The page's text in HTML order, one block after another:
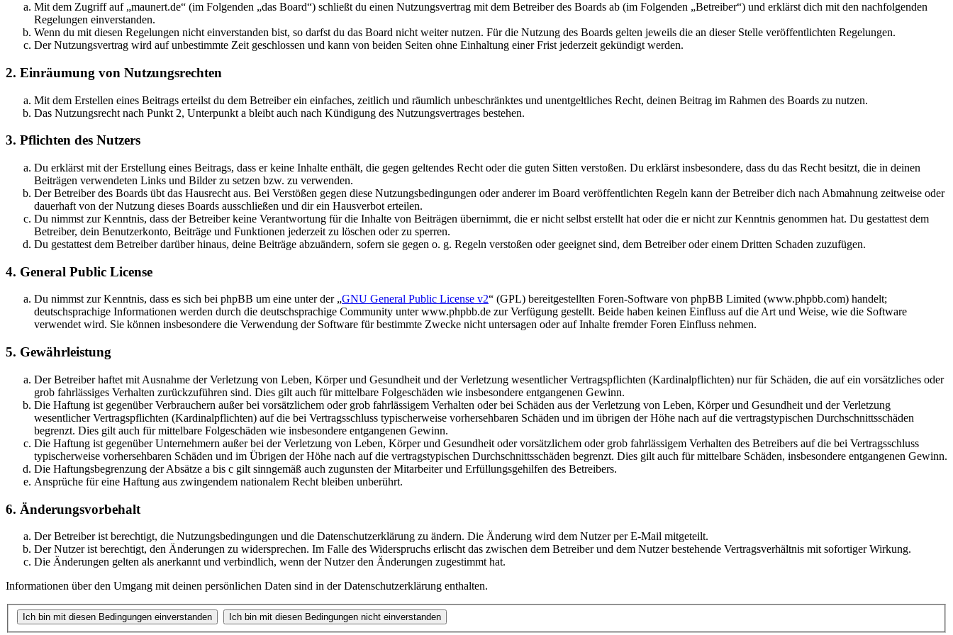
Mit dem Zugriff auf „maunert.de“ (im Folgenden „das Board“) schließt du einen Nutzungsvertrag mit dem Betreiber des Boards ab (im Folgenden „Betreiber“) und erklärst dich mit den nachfolgenden
Regelungen einverstanden.
Wenn du mit diesen Regelungen nicht einverstanden bist, so darfst du das Board nicht weiter nutzen. Für die Nutzung des Boards gelten jeweils die an dieser Stelle veröffentlichten Regelungen.
Der Nutzungsvertrag wird auf unbestimmte Zeit geschlossen und kann von beiden Seiten ohne Einhaltung einer Frist jederzeit gekündigt werden.
2. Einräumung von Nutzungsrechten
Mit dem Erstellen eines Beitrags erteilst du dem Betreiber ein einfaches, zeitlich und räumlich unbeschränktes und unentgeltliches Recht, deinen Beitrag im Rahmen des Boards zu nutzen.
Das Nutzungsrecht nach Punkt 2, Unterpunkt a bleibt auch nach Kündigung des Nutzungsvertrages bestehen.
3. Pflichten des Nutzers
Du erklärst mit der Erstellung eines Beitrags, dass er keine Inhalte enthält, die gegen geltendes Recht oder die guten Sitten verstoßen. Du erklärst insbesondere, dass du das Recht besitzt, die in deinen
Beiträgen verwendeten Links und Bilder zu setzen bzw. zu verwenden.
Der Betreiber des Boards übt das Hausrecht aus. Bei Verstößen gegen diese Nutzungsbedingungen oder anderer im Board veröffentlichten Regeln kann der Betreiber dich nach Abmahnung zeitweise oder
dauerhaft von der Nutzung dieses Boards ausschließen und dir ein Hausverbot erteilen.
Du nimmst zur Kenntnis, dass der Betreiber keine Verantwortung für die Inhalte von Beiträgen übernimmt, die er nicht selbst erstellt hat oder die er nicht zur Kenntnis genommen hat. Du gestattest dem
Betreiber, dein Benutzerkonto, Beiträge und Funktionen jederzeit zu löschen oder zu sperren.
Du gestattest dem Betreiber darüber hinaus, deine Beiträge abzuändern, sofern sie gegen o. g. Regeln verstoßen oder geeignet sind, dem Betreiber oder einem Dritten Schaden zuzufügen.
4. General Public License
Du nimmst zur Kenntnis, dass es sich bei phpBB um eine unter der „GNU General Public License v2“ (GPL) bereitgestellten Foren-Software von phpBB Limited (www.phpbb.com) handelt;
deutschsprachige Informationen werden durch die deutschsprachige Community unter www.phpbb.de zur Verfügung gestellt. Beide haben keinen Einfluss auf die Art und Weise, wie die Software
verwendet wird. Sie können insbesondere die Verwendung der Software für bestimmte Zwecke nicht untersagen oder auf Inhalte fremder Foren Einfluss nehmen.
5. Gewährleistung
Der Betreiber haftet mit Ausnahme der Verletzung von Leben, Körper und Gesundheit und der Verletzung wesentlicher Vertragspflichten (Kardinalpflichten) nur für Schäden, die auf ein vorsätzliches oder
grob fahrlässiges Verhalten zurückzuführen sind. Dies gilt auch für mittelbare Folgeschäden wie insbesondere entgangenen Gewinn.
Die Haftung ist gegenüber Verbrauchern außer bei vorsätzlichem oder grob fahrlässigem Verhalten oder bei Schäden aus der Verletzung von Leben, Körper und Gesundheit und der Verletzung
wesentlicher Vertragspflichten (Kardinalpflichten) auf die bei Vertragsschluss typischerweise vorhersehbaren Schäden und im übrigen der Höhe nach auf die vertragstypischen Durchschnittsschäden
begrenzt. Dies gilt auch für mittelbare Folgeschäden wie insbesondere entgangenen Gewinn.
Die Haftung ist gegenüber Unternehmern außer bei der Verletzung von Leben, Körper und Gesundheit oder vorsätzlichem oder grob fahrlässigem Verhalten des Betreibers auf die bei Vertragsschluss
typischerweise vorhersehbaren Schäden und im Übrigen der Höhe nach auf die vertragstypischen Durchschnittsschäden begrenzt. Dies gilt auch für mittelbare Schäden, insbesondere entgangenen Gewinn.
Die Haftungsbegrenzung der Absätze a bis c gilt sinngemäß auch zugunsten der Mitarbeiter und Erfüllungsgehilfen des Betreibers.
Ansprüche für eine Haftung aus zwingendem nationalem Recht bleiben unberührt.
6. Änderungsvorbehalt
Der Betreiber ist berechtigt, die Nutzungsbedingungen und die Datenschutzerklärung zu ändern. Die Änderung wird dem Nutzer per E-Mail mitgeteilt.
Der Nutzer ist berechtigt, den Änderungen zu widersprechen. Im Falle des Widerspruchs erlischt das zwischen dem Betreiber und dem Nutzer bestehende Vertragsverhältnis mit sofortiger Wirkung.
Die Änderungen gelten als anerkannt und verbindlich, wenn der Nutzer den Änderungen zugestimmt hat.
Informationen über den Umgang mit deinen persönlichen Daten sind in der Datenschutzerklärung enthalten.